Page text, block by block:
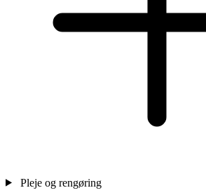
Pleje og rengøring